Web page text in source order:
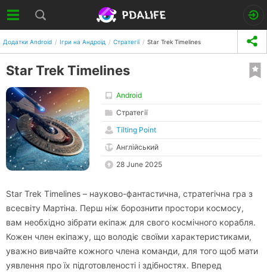
Додатки Android Ігри на Андроїд Стратегії Star Trek Timelines
Star Trek Timelines
Android
Стратегії
Tilting Point
Англійський
28 June 2025
Star Trek Timelines – науково-фантастична, стратегічна гра з
всесвіту Мартіна. Перш ніж борознити простори космосу,
вам необхідно зібрати екіпаж для свого космічного корабля.
Кожен член екіпажу, що володіє своїми характеристиками,
уважно вивчайте кожного члена команди, для того щоб мати
уявлення про їх підготовленості і здібностях. Вперед